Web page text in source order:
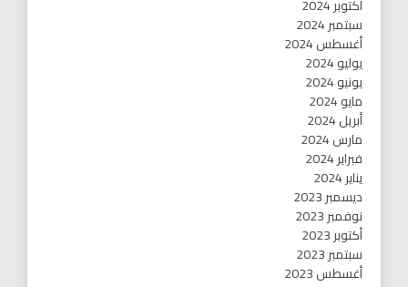
أكتوبر 2024
سبتمبر 2024
أغسطس 2024
يوليو 2024
يونيو 2024
مايو 2024
أبريل 2024
مارس 2024
فبراير 2024
يناير 2024
ديسمبر 2023
نوفمبر 2023
أكتوبر 2023
سبتمبر 2023
أغسطس 2023